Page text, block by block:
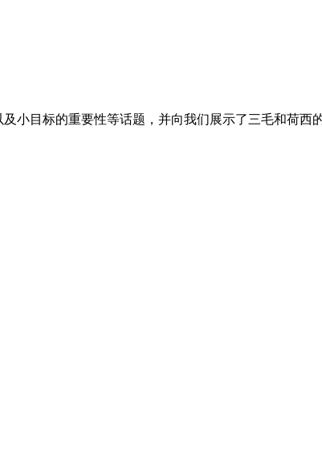
小目标的重要性等话题，并向我们展示了三毛和荷西